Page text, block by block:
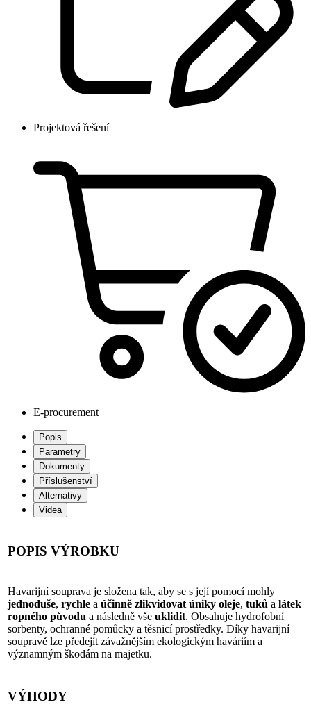
Projektová řešení
E-procurement
Popis
Parametry
Dokumenty
Příslušenství
Alternativy
Videa
POPIS VÝROBKU
Havarijní souprava je složena tak, aby se s její pomocí mohly
jednoduše, rychle a účinně zlikvidovat úniky oleje, tuků a látek
ropného původu a následně vše uklidit. Obsahuje hydrofobní
sorbenty, ochranné pomůcky a těsnicí prostředky. Díky havarijní
soupravě lze předejít závažnějším ekologickým haváriím a
významným škodám na majetku.
VÝHODY